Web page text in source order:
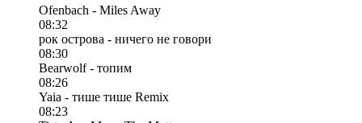
Ofenbach - Miles Away
08:32
рок острова - ничего не говори
08:30
Bearwolf - топим
08:26
Yaia - тише тише Remix
08:23